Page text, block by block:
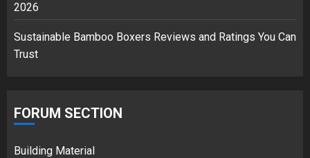
2026
Sustainable Bamboo Boxers Reviews and Ratings You Can
Trust
FORUM SECTION
Building Material